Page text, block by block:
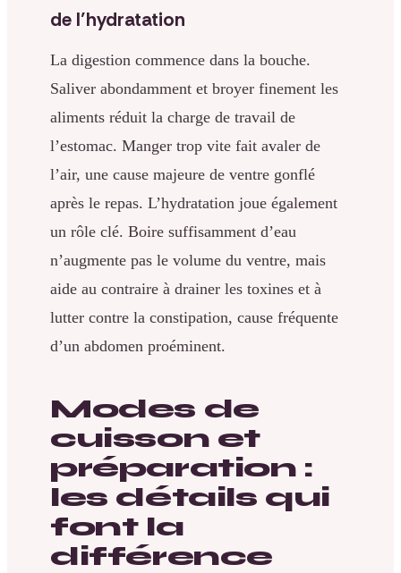
de l’hydratation
La digestion commence dans la bouche.
Saliver abondamment et broyer finement les
aliments réduit la charge de travail de
l’estomac. Manger trop vite fait avaler de
l’air, une cause majeure de ventre gonflé
après le repas. L’hydratation joue également
un rôle clé. Boire suffisamment d’eau
n’augmente pas le volume du ventre, mais
aide au contraire à drainer les toxines et à
lutter contre la constipation, cause fréquente
d’un abdomen proéminent.
Modes de
cuisson et
préparation :
les détails qui
font la
différence